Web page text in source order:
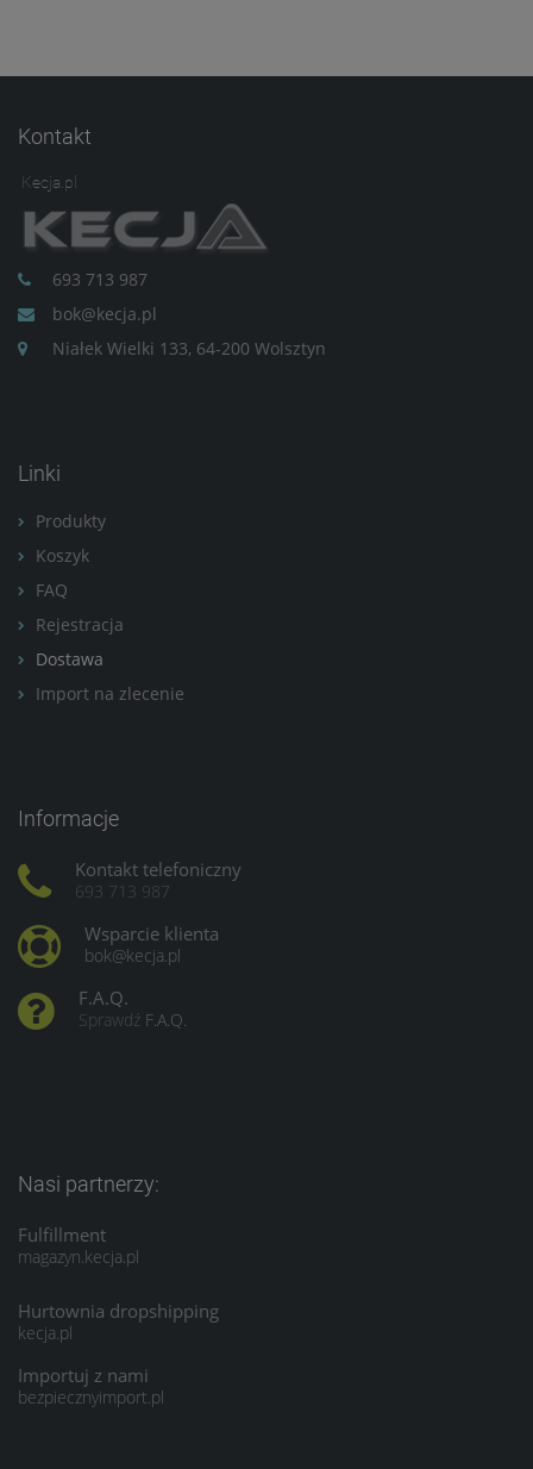
Kontakt
Kecja.pl
693 713 987
bok@kecja.pl
Niałek Wielki 133, 64-200 Wolsztyn
Linki
Produkty
Koszyk
FAQ
Rejestracja
Dostawa
Import na zlecenie
Informacje
Kontakt telefoniczny
693 713 987
Wsparcie klienta
bok@kecja.pl
F.A.Q.
Sprawdź F.A.Q.
Nasi partnerzy:
Fulfillment
magazyn.kecja.pl
Hurtownia dropshipping
kecja.pl
Importuj z nami
bezpiecznyimport.pl